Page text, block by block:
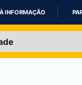
INFORMAÇÃO